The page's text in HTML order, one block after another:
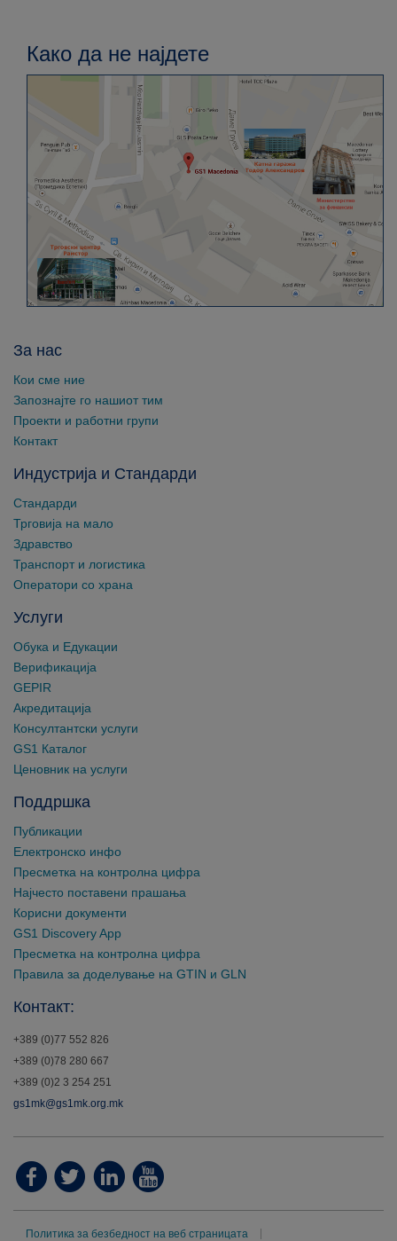
Како да не најдете
За нас
Кои сме ние
Запознајте го нашиот тим
Проекти и работни групи
Контакт
Индустрија и Стандарди
Стандарди
Трговија на мало
Здравство
Транспорт и логистика
Оператори со храна
Услуги
Обука и Едукации
Верификација
GEPIR
Акредитација
Консултантски услуги
GS1 Каталог
Ценовник на услуги
Поддршка
Публикации
Електронско инфо
Пресметка на контролна цифра
Најчесто поставени прашања
Корисни документи
GS1 Discovery App
Пресметка на контролна цифра
Правила за доделување на GTIN и GLN
Контакт:
+389 (0)77 552 826
+389 (0)78 280 667
+389 (0)2 3 254 251
gs1mk@gs1mk.org.mk
Политика за безбедност на веб страницата